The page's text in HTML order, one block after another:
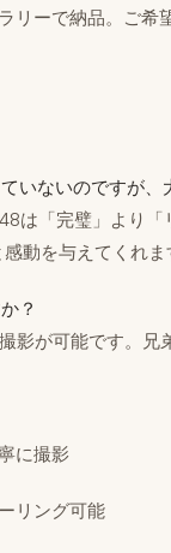
リーで納品。ご希
いないのですが、
は「完璧」より「
動を与えてくれま
？
影が可能です。兄
に撮影
リング可能